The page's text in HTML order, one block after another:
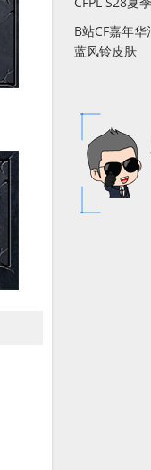
B站CF嘉年
蓝风铃皮肤